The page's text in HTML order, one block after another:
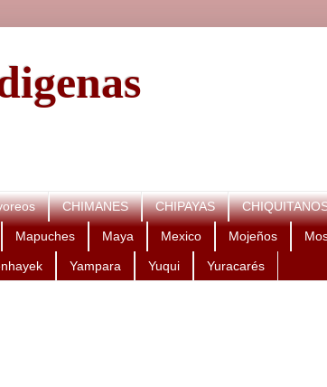
CHIMANES CHIPAYAS
Mapuches Maya Mexico Mojeños
Yampara Yuqui Yuracarés